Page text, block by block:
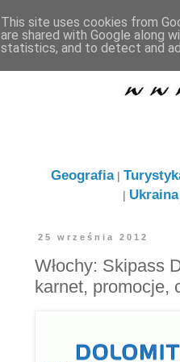
Geografia|
| Ukraina
25 września 2012
Włochy: Skipass
karnet, promocje,
This site uses cookies from
are shared with Google along
statistics, and to detect and